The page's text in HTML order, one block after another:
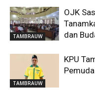
TAMBRAUW
OJK
dan
TAMBRAUW
KPU